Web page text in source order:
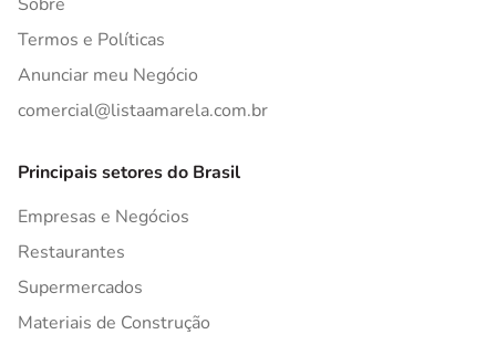
Termos e Políticas
Anunciar meu Negócio
comercial@listaamarela.com.br
Principais setores do Brasil
Empresas e Negócios
Restaurantes
Supermercados
Materiais de Construção